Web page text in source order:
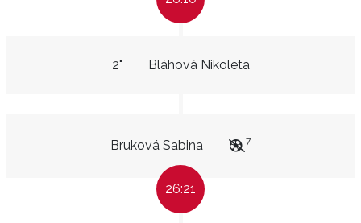
Bláhová Nikoleta
2"
Bruková Sabina 7
26:21